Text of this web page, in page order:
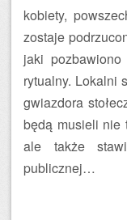
kobiety,
zostaje
jaki
rytualny. Lokalni
gwiazdora
będą musieli nie
ale także
publicznej…